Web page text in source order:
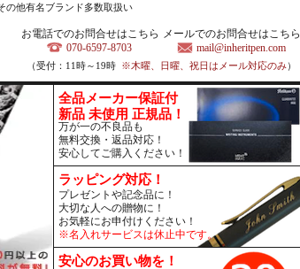
の他有名ブランド多数取扱い
お電話でのお問合せはこちら
070-6597-8703
メールでのお問合せはこちら
mail@inheritpen.com
（受付：11時～19時 ※木曜、日曜、祝日はメール対応のみ）
全品メーカー保証付
新品 未使用 正規品！
万が一の不良品も
無料交換・返品対応！
安心してご購入ください！
ラッピング対応！
プレゼントや記念品に！
大切な人への贈物に！
お気軽にお申付けください！
※名入れサービスは休止中です。
安心のお買い物を！